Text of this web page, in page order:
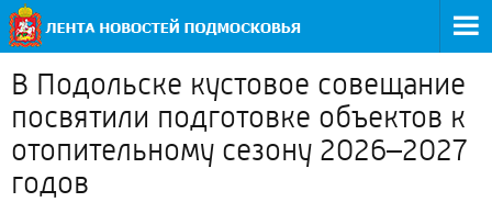
В Подольске кустовое совещание
посвятили подготовке объектов к
отопительному сезону 2026–2027
годов